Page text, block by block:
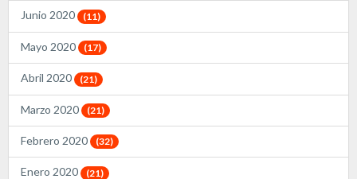
Junio 2020 (11)
Mayo 2020 (17)
Abril 2020 (21)
Marzo 2020 (21)
Febrero 2020 (32)
Enero 2020 (21)